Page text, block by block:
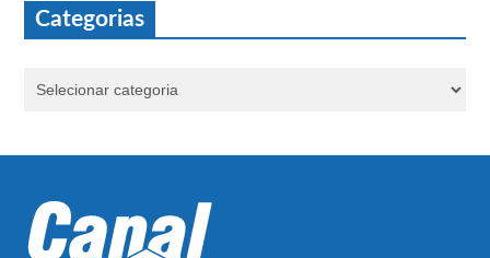
Categorias